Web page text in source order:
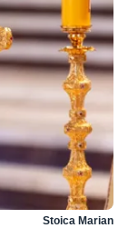
Stoica Marian